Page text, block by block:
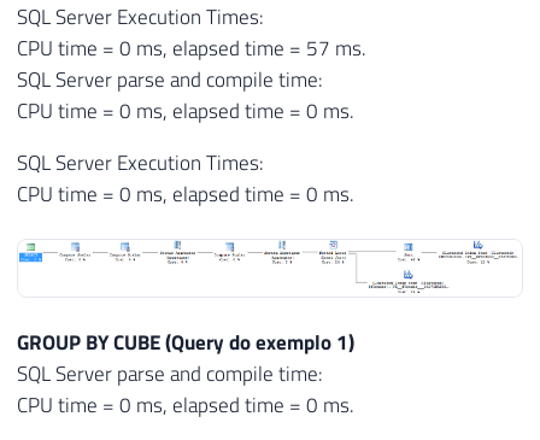
SQL Server Execution Times:
CPU time = 0 ms, elapsed time = 57 ms.
SQL Server parse and compile time:
CPU time = 0 ms, elapsed time = 0 ms.
SQL Server Execution Times:
CPU time = 0 ms, elapsed time = 0 ms.
GROUP BY CUBE (Query do exemplo 1)
SQL Server parse and compile time:
CPU time = 0 ms, elapsed time = 0 ms.